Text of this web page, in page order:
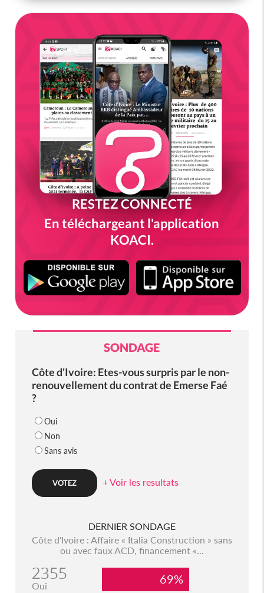
RESTEZ CONNECTÉ
En téléchargeant l'application
KOACI.
SONDAGE
Côte d'Ivoire: Etes-vous surpris par le non-
renouvellement du contrat de Emerse Faé
?
Oui
Non
Sans avis
+ Voir les resultats
DERNIER SONDAGE
Côte d'Ivoire : Affaire « Italia Construction » sans
ou avec faux ACD, financement «...
2355
Oui 69%